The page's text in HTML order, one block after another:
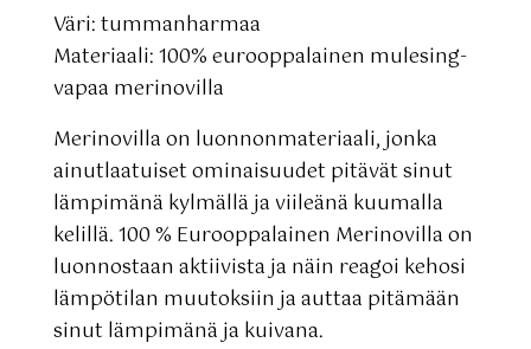
Väri: tummanharmaa
Materiaali:100% eurooppalainen mulesing-
vapaa merinovilla
Merinovilla on luonnonmateriaali, jonka
ainutlaatuiset ominaisuudet pitävät sinut
lämpimänä kylmällä ja viileänä kuumalla
kelillä. 100 % Eurooppalainen Merinovilla on
luonnostaan aktiivista ja näin reagoi kehosi
lämpötilan muutoksiin ja auttaa pitämään
sinut lämpimänä ja kuivana.